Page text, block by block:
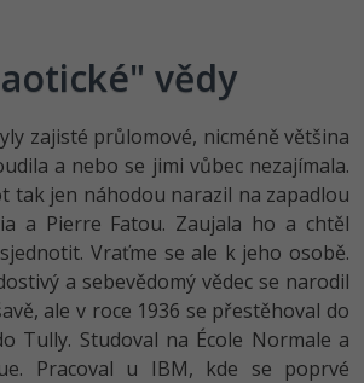
vědy
zajisté průlomové, nicméně většina
a nebo se jimi vůbec nezajímala.
tak jen náhodou narazil na zapadlou
a Pierre Fatou. Zaujala ho a chtěl
Vraťme se ale k jeho osobě.
a sebevědomý vědec se narodil
ale v roce 1936 se přestěhoval do
Tully. Studoval na École Normale a
Pracoval u IBM, kde se poprvé